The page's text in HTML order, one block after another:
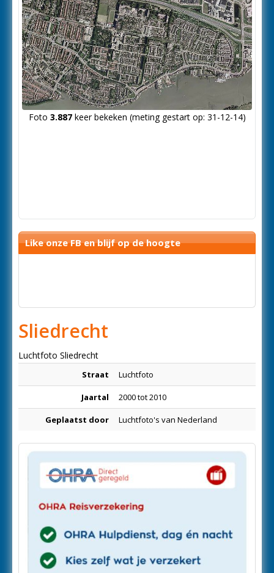
Foto 3.887keer bekeken (meting gestart op: 31-12-14)
Like onze FB en blijf op de hoogte
Sliedrecht
Luchtfoto Sliedrecht
Straat Luchtfoto
Jaartal 2000 tot 2010
Geplaatst door Luchtfoto's van Nederland